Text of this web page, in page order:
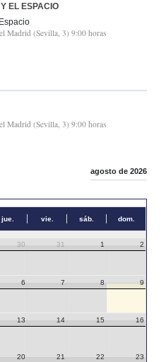
EL ESPACIO
Madrid (Sevilla, 3) 9:00 horas
Madrid (Sevilla, 3) 9:00 horas
agosto de 2026
jue. vie. sáb. dom.
30 31 1 2
6 7 8 9
13 14 15 16
20 21 22 23